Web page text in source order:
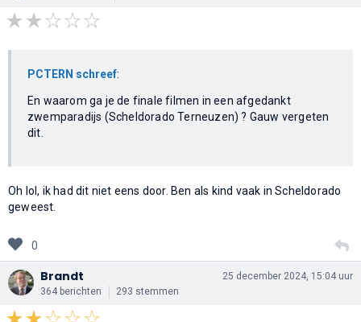
PCTERN schreef:
En waarom ga je de finale filmen in een afgedankt
zwemparadijs (Scheldorado Terneuzen) ? Gauw vergeten
dit.
Oh lol, ik had dit niet eens door. Ben als kind vaak in Scheldorado
geweest.
0
Brandt
364 berichten 293 stemmen
25 december 2024, 15:04 uur